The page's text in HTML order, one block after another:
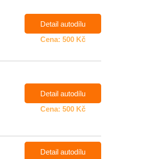
Detail autodílu
Cena: 500 Kč
Detail autodílu
Cena: 500 Kč
Detail autodílu